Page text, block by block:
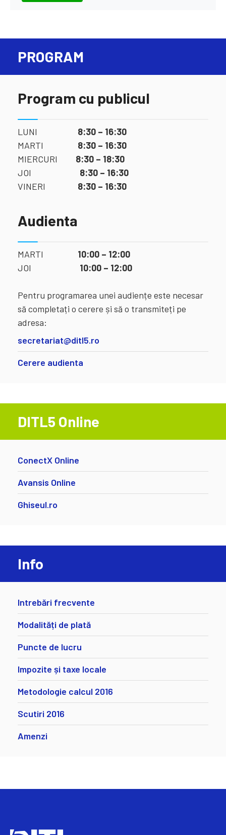
PROGRAM
Program cu publicul
LUNI 8:30 – 16:30
MARTI 8:30 – 16:30
MIERCURI 8:30 – 18:30
JOI 8:30 – 16:30
VINERI 8:30 – 16:30
Audienta
MARTI 10:00 – 12:00
JOI 10:00 – 12:00
Pentru programarea unei audiențe este necesar
să completați o cerere și să o transmiteți pe
adresa:
secretariat@ditl5.ro
Cerere audienta
DITL5 Online
ConectX Online
Avansis Online
Ghiseul.ro
Info
Intrebări frecvente
Modalități de plată
Puncte de lucru
Impozite și taxe locale
Metodologie calcul 2016
Scutiri 2016
Amenzi